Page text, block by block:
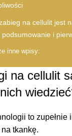
na cellulit jest
i
inne wpisy:
na cellulit
to zupełnie
tkankę.